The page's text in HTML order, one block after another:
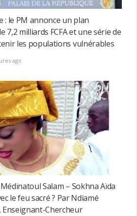
: le PM annonce un plan
7,2 milliards FCFA et une série de
les populations vulnérables
ago
Salam – Sokhna Aïda
le feu sacré ? Par Ndiamé
Chercheur